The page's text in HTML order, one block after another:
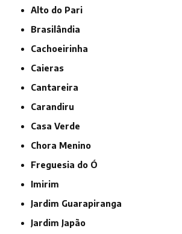
Alto do Pari
Brasilândia
Cachoeirinha
Caieras
Cantareira
Carandiru
Casa Verde
Chora Menino
Freguesia do Ó
Imirim
Jardim Guarapiranga
Jardim Japão